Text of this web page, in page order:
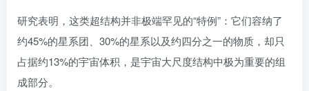
研究表明，这类超结构并非极端罕见的“特例”：它们容纳了
约45%的星系团、30%的星系以及约四分之一的物质，却只
占据约13%的宇宙体积，是宇宙大尺度结构中极为重要的组
成部分。